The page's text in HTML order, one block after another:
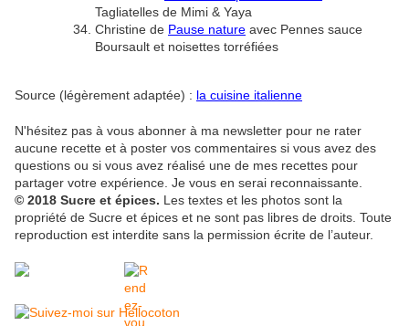
Tagliatelles de Mimi & Yaya
Christine de Pause nature avec Pennes sauce
Boursault et noisettes torréfiées
Source (légèrement adaptée) : la cuisine italienne
N'hésitez pas à vous abonner à ma newsletter pour ne rater
aucune recette et à poster vos commentaires si vous avez des
questions ou si vous avez réalisé une de mes recettes pour
partager votre expérience. Je vous en serai reconnaissante.
© 2018 Sucre et épices. Les textes et les photos sont la
propriété de Sucre et épices et ne sont pas libres de droits. Toute
reproduction est interdite sans la permission écrite de l’auteur.